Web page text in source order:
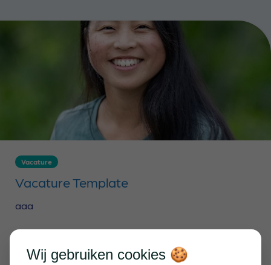
Vacature
Vacature Template
aaa
Meer lezen
Wij gebruiken cookies 🍪